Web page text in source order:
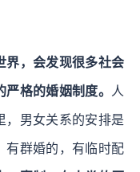
界，会发现很多社会
格的婚姻制度。 人
，男女关系的安排是
有群婚的，有临时配